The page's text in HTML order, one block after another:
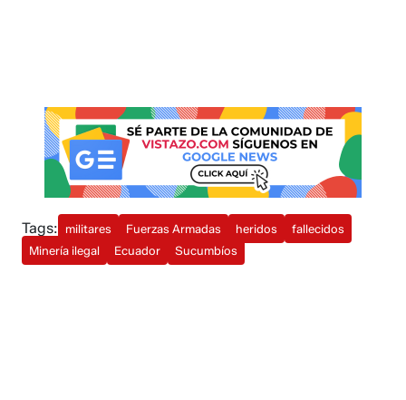
Tags: militares Fuerzas Armadas heridos
fallecidos
Minería ilegal
Ecuador Sucumbíos